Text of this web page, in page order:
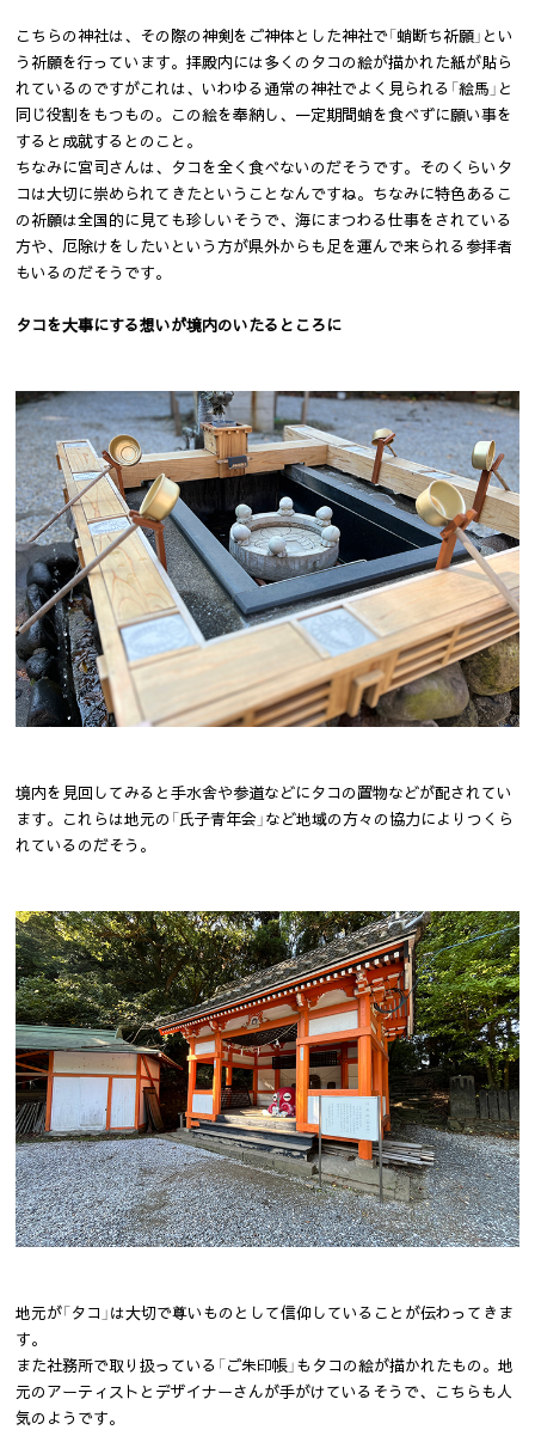
こちらの神社は、その際の神剣をご神体とした神社で「蛸断ち祈願」とい
う祈願を行っています。拝殿内には多くのタコの絵が描かれた紙が貼ら
れているのですがこれは、いわゆる通常の神社でよく見られる「絵馬」と
同じ役割をもつもの。この絵を奉納し、一定期間蛸を食べずに願い事を
すると成就するとのこと。
ちなみに宮司さんは、タコを全く食べないのだそうです。そのくらいタ
コは大切に崇められてきたということなんですね。ちなみに特色あるこ
の祈願は全国的に見ても珍しいそうで、海にまつわる仕事をされている
方や、厄除けをしたいという方が県外からも足を運んで来られる参拝者
もいるのだそうです。
タコを大事にする想いが境内のいたるところに
境内を見回してみると手水舎や参道などにタコの置物などが配されてい
ます。これらは地元の「氏子青年会」など地域の方々の協力によりつくら
れているのだそう。
地元が「タコ」は大切で尊いものとして信仰していることが伝わってきま
す。
また社務所で取り扱っている「ご朱印帳」もタコの絵が描かれたもの。地
元のアーティストとデザイナーさんが手がけているそうで、こちらも人
気のようです。